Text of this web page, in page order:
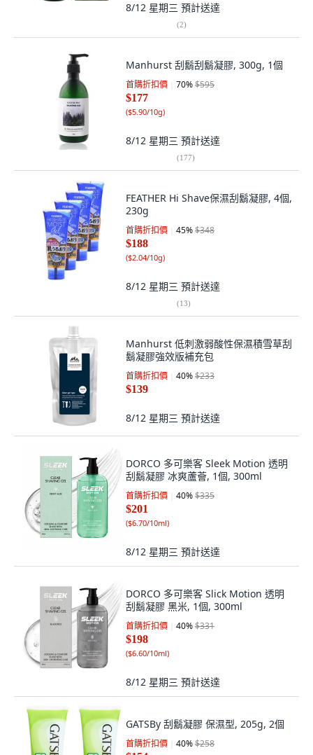
8/12 星期三 預計送達
(2)
Manhurst 刮鬍刮鬍凝膠, 300g, 1個
首購折扣價 70%$595
$177
($5.90/10g)
8/12 星期三 預計送達
(177)
FEATHER Hi Shave保濕刮鬍凝膠, 4個,
230g
首購折扣價 45%$348
$188
($2.04/10g)
8/12 星期三 預計送達
(13)
Manhurst 低刺激弱酸性保濕積雪草刮
鬍凝膠強效版補充包
首購折扣價 40%$233
$139
8/12 星期三 預計送達
DORCO 多可樂客 Sleek Motion 透明
刮鬍凝膠 冰爽蘆薈, 1個, 300ml
首購折扣價 40%$335
$201
($6.70/10ml)
8/12 星期三 預計送達
DORCO 多可樂客 Slick Motion 透明
刮鬍凝膠 黑米, 1個, 300ml
首購折扣價 40%$331
$198
($6.60/10ml)
8/12 星期三 預計送達
GATSBy 刮鬍凝膠 保濕型, 205g, 2個
首購折扣價 40%$258